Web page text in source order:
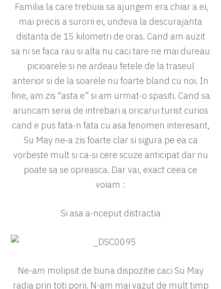
Familia la care trebuia sa ajungem era chiar a ei,
mai precis a surorii ei, undeva la descurajanta
distanta de 15 kilometri de oras. Cand am auzit
sa ni se faca rau si alta nu caci tare ne mai dureau
picioarele si ne ardeau fetele de la traseul
anterior si de la soarele nu foarte bland cu noi. In
fine, am zis “asta e” si am urmat-o spasiti. Cand sa
aruncam seria de intrebari a oricarui turist curios
cand e pus fata-n fata cu asa fenomen interesant,
Su May ne-a zis foarte clar si sigura pe ea ca
vorbeste mult si ca-si cere scuze anticipat dar nu
poate sa se opreasca. Dar vai, exact ceea ce
voiam :
Si asa a-nceput distractia
Ne-am molipsit de buna dispozitie caci Su May
radia prin toti porii. N-am mai vazut de mult timp